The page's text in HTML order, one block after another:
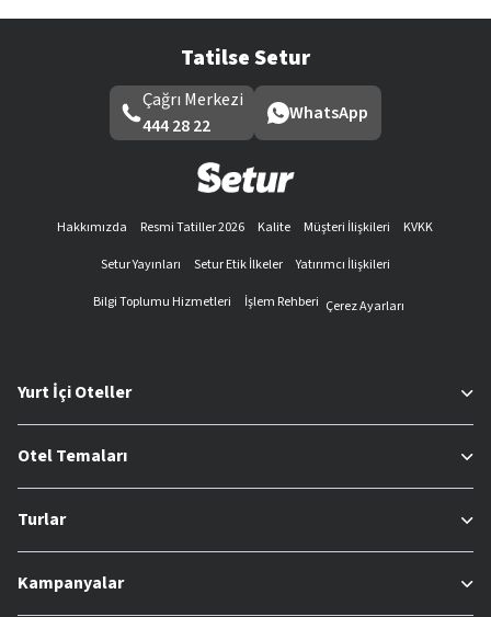
Tatilse Setur
Çağrı Merkezi
444 28 22
WhatsApp
Hakkımızda Resmi Tatiller 2026 Kalite Müşteri İlişkileri
KVKK
Setur Yayınları
Setur Etik İlkeler
Yatırımcı İlişkileri
Bilgi Toplumu Hizmetleri
İşlem Rehberi Çerez Ayarları
Yurt İçi Oteller
Otel Temaları
Turlar
Kampanyalar